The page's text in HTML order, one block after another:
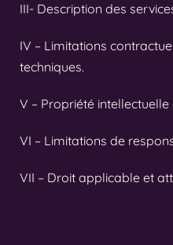
III- Description des
IV – Limitations
techniques.
V – Propriété
VI – Limitations de
VII – Droit applicable et